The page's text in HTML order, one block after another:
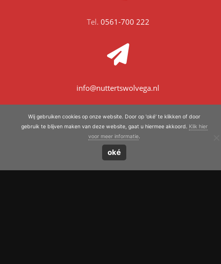
Tel. 0561-700 222
info@nuttertswolvega.nl
Met trots leveren wij aan:
Wij gebruiken cookies op onze website. Door op 'oké' te klikken of door
gebruik te blijven maken van deze website, gaat u hiermee akkoord. Klik hier
voor meer informatie.
oké